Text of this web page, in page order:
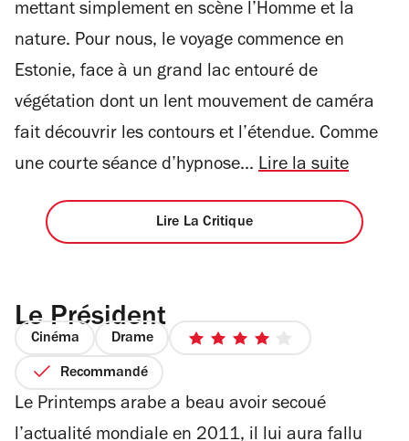
mettant simplement en scène l’Homme et la
nature. Pour nous, le voyage commence en
Estonie, face à un grand lac entouré de
végétation dont un lent mouvement de caméra
fait découvrir les contours et l’étendue. Comme
une courte séance d’hypnose... Lire la suite
Lire La Critique
Le Président
Cinéma Drame
4
étoiles
Recommandé
Le Printemps arabe a beau avoir secoué
l’actualité mondiale en 2011, il lui aura fallu